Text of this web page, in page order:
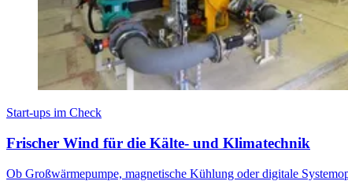
Start-ups im Check
Frischer Wind für die Kälte- und Klimatechnik
Ob Großwärmepumpe, magnetische Kühlung oder digitale